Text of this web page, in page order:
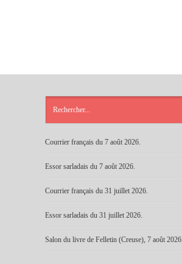
Courrier français du 7 août 2026.
Essor sarladais du 7 août 2026.
Courrier français du 31 juillet 2026.
Essor sarladais du 31 juillet 2026.
Salon du livre de Felletin (Creuse), 7 août 2026.